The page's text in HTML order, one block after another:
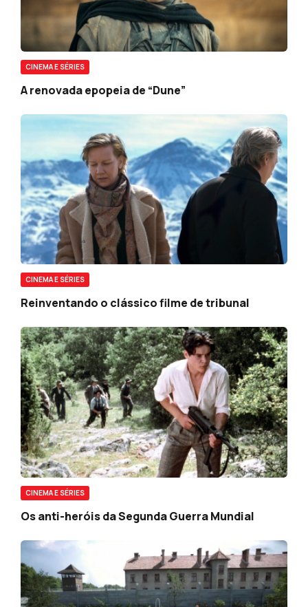
CINEMA E SÉRIES
A renovada epopeia de “Dune”
CINEMA E SÉRIES
Reinventando o clássico filme de tribunal
CINEMA E SÉRIES
Os anti-heróis da Segunda Guerra Mundial